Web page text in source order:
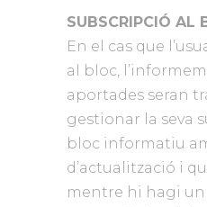
SUBSCRIPCIÓ AL
En el cas que
al bloc,
aportades seran
gestionar la seva
bloc informatiu
d’actualització i
mentre hi hagi